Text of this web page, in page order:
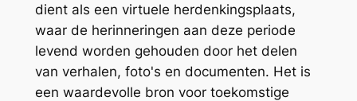
dient als een virtuele herdenkingsplaats,
waar de herinneringen aan deze periode
levend worden gehouden door het delen
van verhalen, foto's en documenten. Het is
een waardevolle bron voor toekomstige